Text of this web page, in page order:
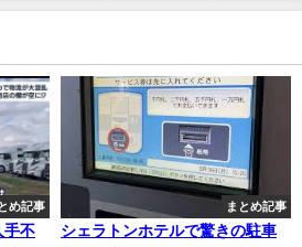
め記事
手不
まとめ記事
シェラトンホテルで驚きの駐車